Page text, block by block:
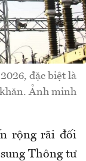
đặc biệt là
Ảnh minh
rộng rãi đối
Thông tư